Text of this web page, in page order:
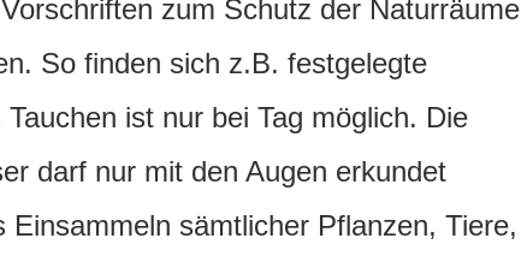
zum Schutz der Naturräume
So finden sich z.B. festgelegte
ist nur bei Tag möglich. Die
darf nur mit den Augen erkundet
sämtlicher Pflanzen, Tiere,